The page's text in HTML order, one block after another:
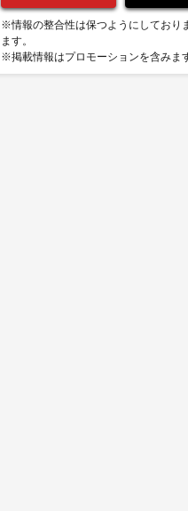
※情報の整合性は保つようにしており
ます。
※掲載情報はプロモーションを含みます